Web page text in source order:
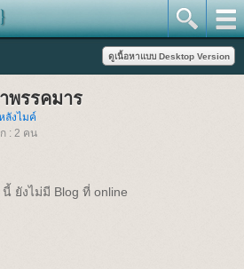
พรรคมาร
ลังไมค์
: 2 คน
ยังไม่มี Blog ที่ online